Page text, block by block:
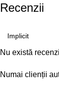
Recenzii
Nu există
Numai clienții